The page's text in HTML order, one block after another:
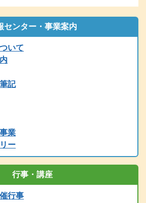
在、電話の使用ができません。御用の方
え相談センター（T/078-600-0556）に、ご
て〕年末は１２／２７（土）１７時までで
で閉館します。
養成講座（通訳Ⅲ第1～４講座）の案内を掲
一要約筆記者認定試験の受験案内を掲載しま
通訳者全国統一試験の受験案内を掲載しまし
通訳者全国統一試験の受験案内は8月1日
センター・事業案内
いて
記
業
ー
行事・講座
行事